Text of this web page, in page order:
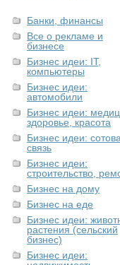
Банки, финансы
Все о рекламе и
бизнесе
Бизнес идеи: IT,
компьютеры
Бизнес идеи:
автомобили
Бизнес идеи:
здоровье, красота
Бизнес идеи:
связь
Бизнес идеи:
строительство,
Бизнес на дому
Бизнес на еде
Бизнес идеи:
растения (сельский
бизнес)
Бизнес идеи: